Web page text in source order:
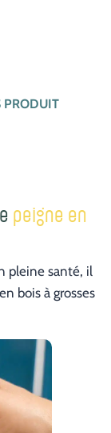
PRODUIT
peigne en
pleine santé, il
bois à grosses